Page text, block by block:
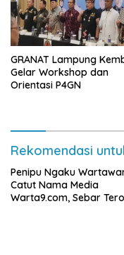
GRANAT Lampung
Gelar Workshop dan
Orientasi P4GN
Rekomendasi
Penipu Ngaku
Catut Nama Media
Warta9.com, Sebar